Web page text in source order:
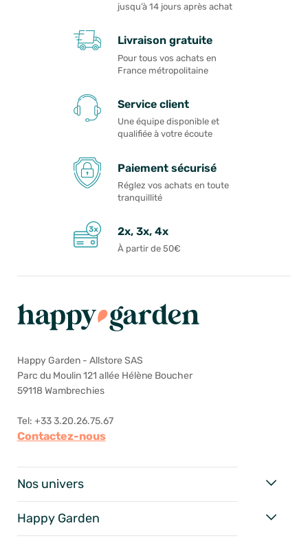
jusqu’à 14 jours après achat
Livraison gratuite
Pour tous vos achats en
France métropolitaine
Service client
Une équipe disponible et
qualifiée à votre écoute
Paiement sécurisé
Réglez vos achats en toute
tranquillité
2x, 3x, 4x
À partir de 50€
Happy Garden - Allstore SAS
Parc du Moulin 121 allée Hélène Boucher
59118 Wambrechies
Tel: +33 3.20.26.75.67
Contactez-nous
Nos univers
Happy Garden